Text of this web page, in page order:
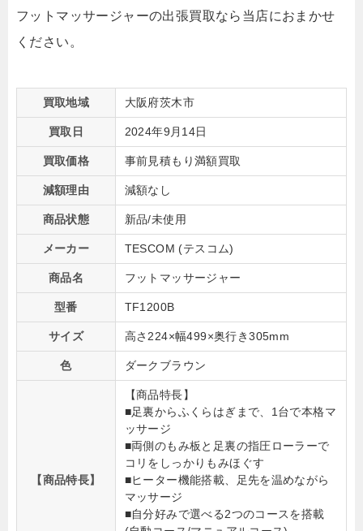
フットマッサージャーの出張買取なら当店におまかせ
ください。
買取地域 大阪府茨木市
買取日 2024年9月14日
買取価格 事前見積もり満額買取
減額理由 減額なし
商品状態 新品/未使用
メーカー TESCOM (テスコム)
商品名 フットマッサージャー
型番 TF1200B
サイズ 高さ224×幅499×奥行き305mm
色 ダークブラウン
【商品特長】
【商品特長】
■足裏からふくらはぎまで、1台で本格マ
ッサージ
■両側のもみ板と足裏の指圧ローラーで
コリをしっかりもみほぐす
■ヒーター機能搭載、足先を温めながら
マッサージ
■自分好みで選べる2つのコースを搭載